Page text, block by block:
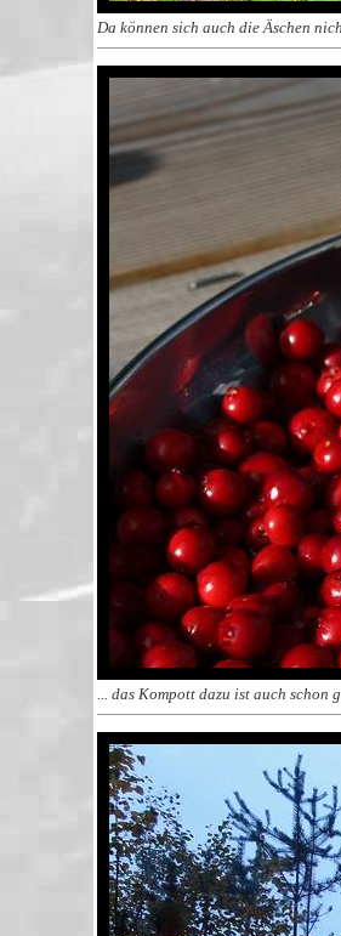
Da können sich auch die Äschen
... das Kompott dazu ist auch schon